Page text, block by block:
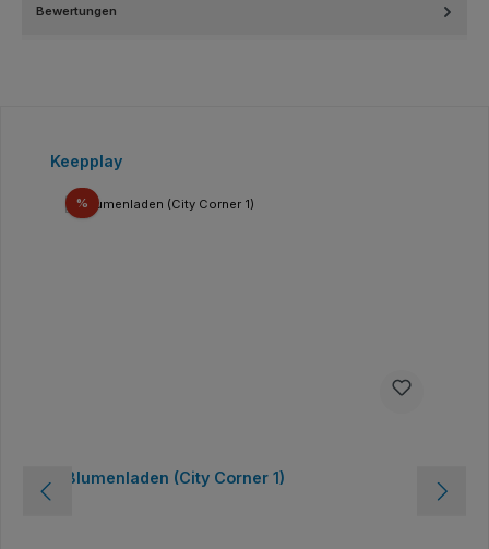
Bewertungen
Produktgalerie überspringen
Keepplay
%Rabatt
Blumenladen (City Corner 1)